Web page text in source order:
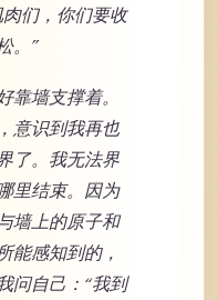
们，你们要收
。”
墙支撑着。
意识到我再也
了。我无法界
里结束。因为
墙上的原子和
能感知到的，
问自己：“我到